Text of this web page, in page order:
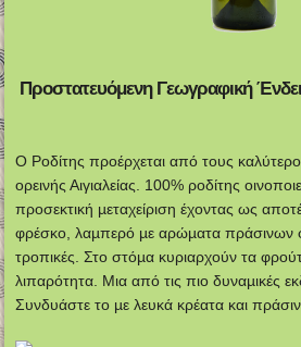
Προστατευόμενη Γεωγραφική
Ο Ροδίτης προέρχεται από τους
ορεινής Αιγιαλείας. 100% ροδίτης
προσεκτική µεταχείριση έχοντας ως
φρέσκο, λαµπερό µε αρώµατα πράσινων
τροπικές. Στο στόµα κυριαρχούν τα
λιπαρότητα. Μια από τις πιο δυναµικές
Συνδυάστε το µε λευκά κρέατα και